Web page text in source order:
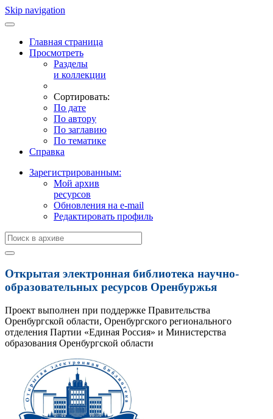
Skip navigation
Главная страница
Просмотреть
Разделы
и коллекции
Сортировать:
По дате
По автору
По заглавию
По тематике
Справка
Зарегистрированным:
Мой архив
ресурсов
Обновления на e-mail
Редактировать профиль
Открытая электронная библиотека научно-
образовательных ресурсов Оренбуржья
Проект выполнен при поддержке Правительства
Оренбургской области, Оренбургского регионального
отделения Партии «Единая Россия» и Министерства
образования Оренбургской области